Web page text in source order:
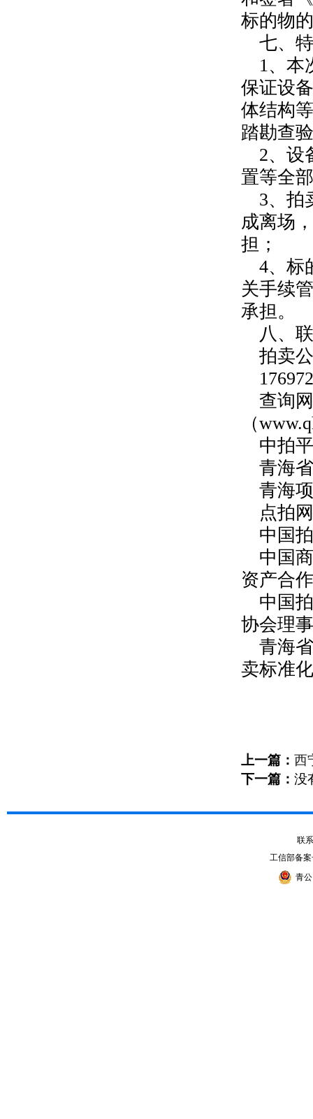
标的物
七、
1、本
保证设
体结构
踏勘查
2、设
置等全
3、拍
成离场
担；
4、标
关手续
承担。
八、
拍卖
查询
（
中拍
青海
青海
点拍
中国
中国
资产合
中国
协会理
青海
卖标准
上一篇： 西
下一篇： 没
联
工信部备
青公